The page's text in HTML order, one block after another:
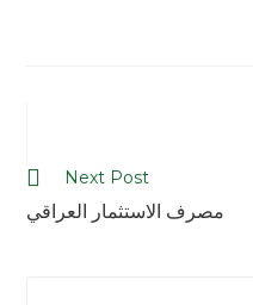
Next Post
مصرف الاستثمار العراقي